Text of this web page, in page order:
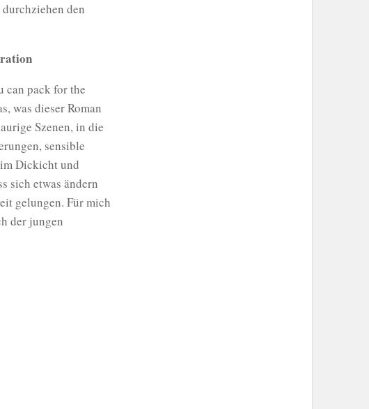
den
can pack for the
was dieser Roman
Szenen, in die
sensible
Dickicht und
sich etwas ändern
gelungen. Für mich
der jungen